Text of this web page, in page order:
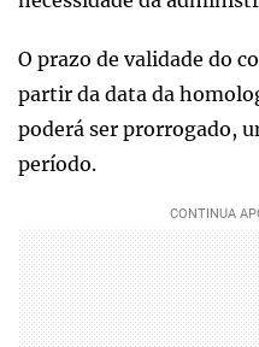
O prazo de validade do
partir da data da
poderá ser prorrogado,
período.